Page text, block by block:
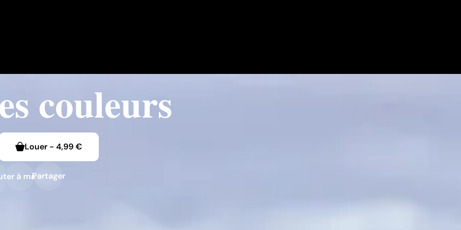
couleurs
Louer- 4,99 €
à ma liste
Partager